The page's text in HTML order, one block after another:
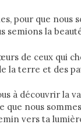
pour que nous
semions la
de ceux qui
la terre et des
à découvrir la
que nous
vers ta